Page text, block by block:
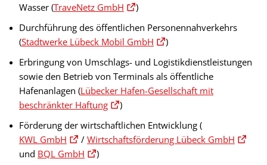
Wasser (TraveNetz GmbH
)
Durchführung des öffentlichen Personennahverkehrs
(Stadtwerke Lübeck Mobil GmbH
)
Erbringung von Umschlags- und Logistikdienstleistungen
sowie den Betrieb von Terminals als öffentliche
Hafenanlagen (Lübecker Hafen-Gesellschaft mit
beschränkter Haftung
)
Förderung der wirtschaftlichen Entwicklung (
KWL GmbH
/ Wirtschaftsförderung Lübeck GmbH
und BQL GmbH
)